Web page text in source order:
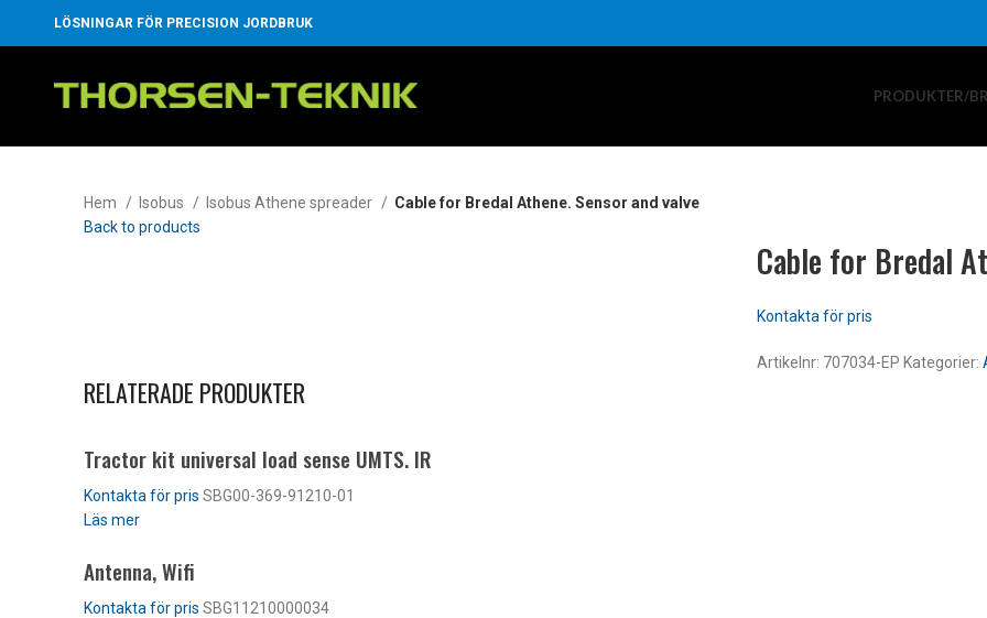
LÖSNINGAR FÖR PRECISION JORDBRUK
PRODUKTER/
Hem Isobus Isobus Athene spreader
Cable for Bredal Athene. Sensor and valve
Back to products
Cable for Bredal
Artikelnr: 707034-EP Kategorier:
RELATERADE PRODUKTER
Tractor kit universal load sense UMTS. IR
SBG00-369-91210-01
Läs mer
Antenna, Wifi
SBG11210000034